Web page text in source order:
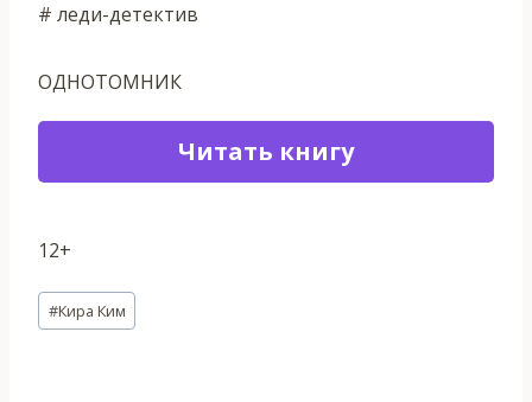
# леди-детектив
ОДНОТОМНИК
Читать книгу
12+
Метки
записи:
#Кира Ким